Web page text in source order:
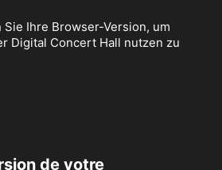
Ihre Browser-Version, um
Digital Concert Hall nutzen zu
de votre